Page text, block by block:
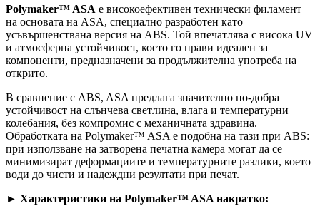
Polymaker™ ASA е високоефективен технически филамент
на основата на ASA, специално разработен като
усъвършенствана версия на ABS. Той впечатлява с висока UV
и атмосферна устойчивост, което го прави идеален за
компоненти, предназначени за продължителна употреба на
открито.
В сравнение с ABS, ASA предлага значително по-добра
устойчивост на слънчева светлина, влага и температурни
колебания, без компромис с механичната здравина.
Обработката на Polymaker™ ASA е подобна на тази при ABS:
при използване на затворена печатна камера могат да се
минимизират деформациите и температурните разлики, което
води до чисти и надеждни резултати при печат.
► Характеристики на Polymaker™ ASA накратко: